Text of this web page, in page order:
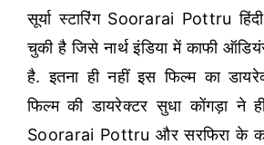
सूर्या स्टारिंग Soorarai Pottru
चुकी है जिसे नार्थ इंडिया में काफी
है. इतना ही नहीं इस फिल्म का
फिल्म की डायरेक्टर सुधा कोंगड़ा ने
Soorarai Pottru और सरफिरा के